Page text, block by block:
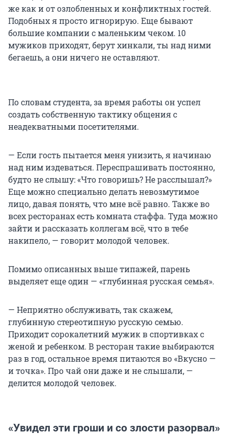
же как и от озлобленных и конфликтных гостей.
Подобных я просто игнорирую. Еще бывают
большие компании с маленьким чеком. 10
мужиков приходят, берут хинкали, ты над ними
бегаешь, а они ничего не оставляют.
По словам студента, за время работы он успел
создать собственную тактику общения с
неадекватными посетителями.
— Если гость пытается меня унизить, я начинаю
над ним издеваться. Переспрашивать постоянно,
будто не слышу: «Что говоришь? Не расслышал?»
Еще можно специально делать невозмутимое
лицо, давая понять, что мне всё равно. Также во
всех ресторанах есть комната стаффа. Туда можно
зайти и рассказать коллегам всё, что в тебе
накипело, — говорит молодой человек.
Помимо описанных выше типажей, парень
выделяет еще один — «глубинная русская семья».
— Неприятно обслуживать, так скажем,
глубинную стереотипную русскую семью.
Приходит сорокалетний мужик в спортивках с
женой и ребенком. В ресторан такие выбираются
раз в год, остальное время питаются во «Вкусно —
и точка». Про чай они даже и не слышали, —
делится молодой человек.
«Увидел эти гроши и со злости разорвал»